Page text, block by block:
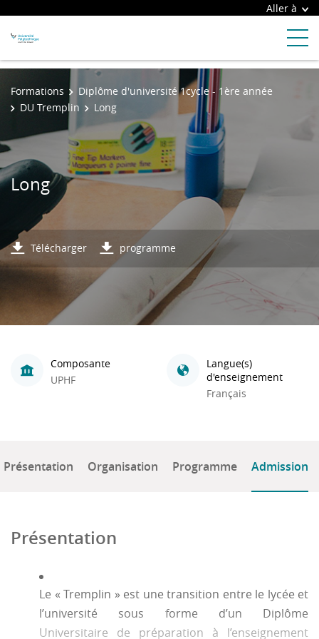
Aller à
Formations
Diplôme d'université 1cycle - 1ère année
DU Tremplin
Long
Long
Télécharger programme
Composante
UPHF
Langue(s)
d'enseignement
Français
Présentation Organisation Programme Admission
Présentation
Le « Tremplin » est une transition entre le lycée et
l’université sous forme d’un Diplôme
Universitaire de préparation à l’enseignement